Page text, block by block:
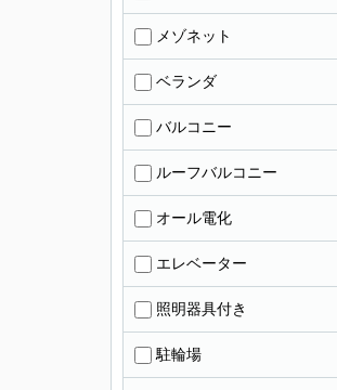
メゾネット
ベランダ
バルコニー
ルーフバルコニー
オール電化
エレベーター
照明器具付き
駐輪場